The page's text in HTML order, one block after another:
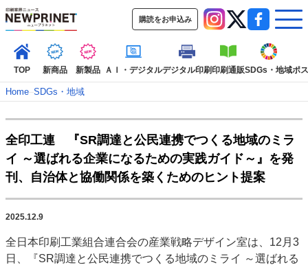
購読をお申込み
TOP 新商品 新製品 ＡＩ・デジタルデジタル印刷印刷通販SDGs・地域ポ
TOP
新着記事 特集記事
動画コンテンツ
インタビュー
コレクション
新商品
SDGs・地域
ポストプレス ビジネス 信用情報
市場・統計
人事・移転・異動・訃報
Home–SDGs・地域
全印工連 『SR調達と公民連携でつくる地域のミラ
イ ～選ばれる企業になるための実践ガイド～』を発
刊、自治体と協働関係を築くためのヒント提案
2025.12.9
全日本印刷工業組合連合会の産業戦略デザイン室は、12月3
日、『SR調達と公民連携でつくる地域のミライ ～選ばれる